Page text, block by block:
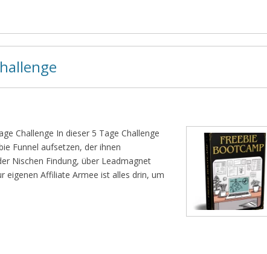
Challenge In dieser 5 Tage Challenge
Funnel aufsetzen, der ihnen
Nischen Findung, über Leadmagnet
eigenen Affiliate Armee ist alles drin, um